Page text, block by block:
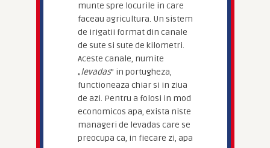
munte spre locurile in care
faceau agricultura. Un sistem
de irigatii format din canale
de sute si sute de kilometri.
Aceste canale, numite
„levadas” in portugheza,
functioneaza chiar si in ziua
de azi. Pentru a folosi in mod
economicos apa, exista niste
manageri de levadas care se
preocupa ca, in fiecare zi, apa